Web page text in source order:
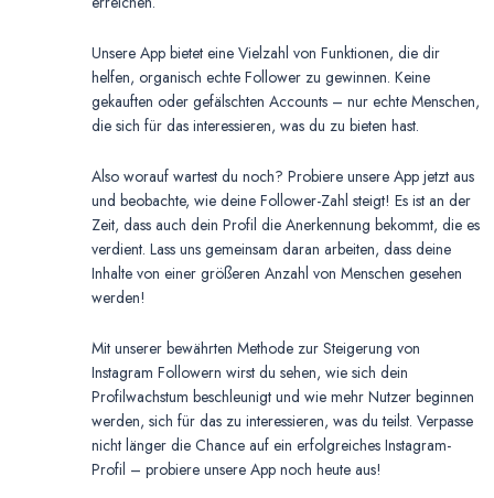
Unsere App bietet eine Vielzahl von Funktionen, die dir
helfen, organisch echte Follower zu gewinnen. Keine
gekauften oder gefälschten Accounts – nur echte Menschen,
die sich für das interessieren, was du zu bieten hast.
Also worauf wartest du noch? Probiere unsere App jetzt aus
und beobachte, wie deine Follower-Zahl steigt! Es ist an der
Zeit, dass auch dein Profil die Anerkennung bekommt, die es
verdient. Lass uns gemeinsam daran arbeiten, dass deine
Inhalte von einer größeren Anzahl von Menschen gesehen
werden!
Mit unserer bewährten Methode zur Steigerung von
Instagram Followern wirst du sehen, wie sich dein
Profilwachstum beschleunigt und wie mehr Nutzer beginnen
werden, sich für das zu interessieren, was du teilst. Verpasse
nicht länger die Chance auf ein erfolgreiches Instagram-
Profil – probiere unsere App noch heute aus!